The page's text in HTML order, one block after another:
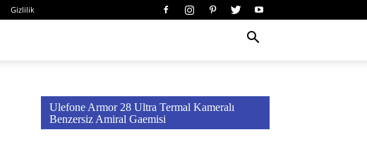
Gizlilik
Ulefone Armor 28 Ultra Termal Kameralı
Benzersiz Amiral Gaemisi